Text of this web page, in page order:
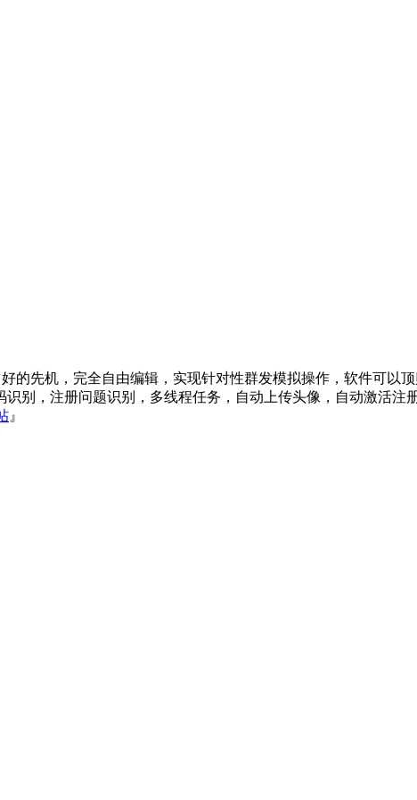
先机，完全自由编辑，实现针对性群发模拟操作，软件可以
别，注册问题识别，多线程任务，自动上传头像，自动激活注
』